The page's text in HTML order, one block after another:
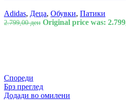
Adidas, Деца, Обувки, Патики
2.799,00ден Original price was:
Спореди
Брз преглед
Додади во омилени